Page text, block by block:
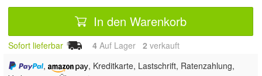
In den Warenkorb
Sofort lieferbar 4 Auf Lager 2 verkauft
,
, Kreditkarte, Lastschrift, Ratenzahlung,